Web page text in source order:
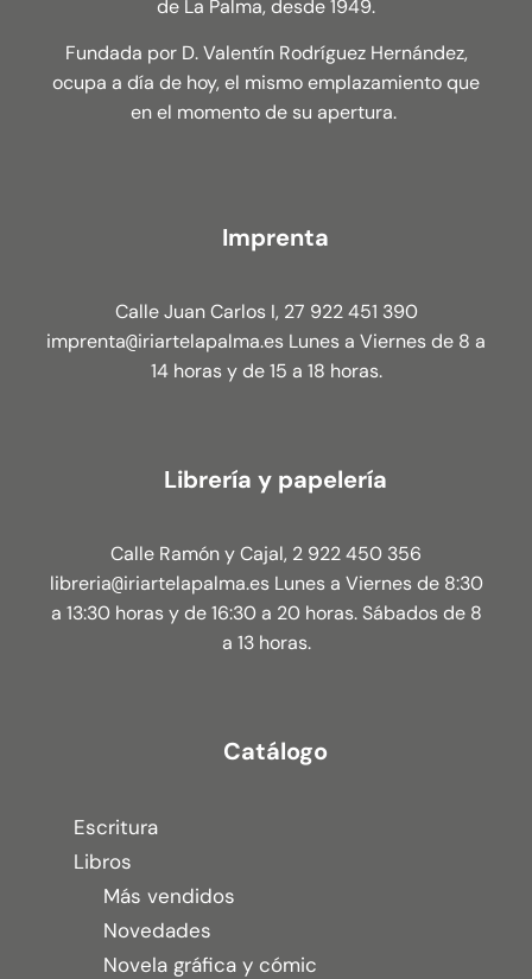
de La Palma, desde 1949.
Fundada por D. Valentín Rodríguez Hernández,
ocupa a día de hoy, el mismo emplazamiento que
en el momento de su apertura.
Imprenta
Calle Juan Carlos I, 27 922 451 390
imprenta@iriartelapalma.es Lunes a Viernes de 8 a
14 horas y de 15 a 18 horas.
Librería y papelería
Calle Ramón y Cajal, 2 922 450 356
libreria@iriartelapalma.es Lunes a Viernes de 8:30
a 13:30 horas y de 16:30 a 20 horas. Sábados de 8
a 13 horas.
Catálogo
Escritura
Libros
Más vendidos
Novedades
Novela gráfica y cómic